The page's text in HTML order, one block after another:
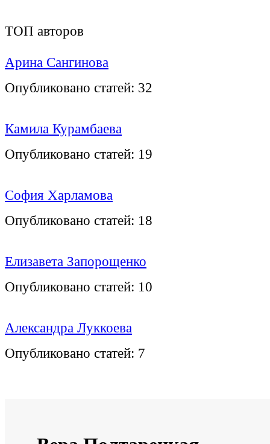
ТОП авторов
Арина Сангинова
Опубликовано статей: 32
Камила Курамбаева
Опубликовано статей: 19
София Харламова
Опубликовано статей: 18
Елизавета Запорощенко
Опубликовано статей: 10
Александра Луккоева
Опубликовано статей: 7